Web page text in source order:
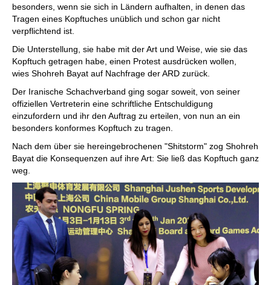
besonders, wenn sie sich in Ländern aufhalten, in denen das
Tragen eines Kopftuches unüblich und schon gar nicht
verpflichtend ist.
Die Unterstellung, sie habe mit der Art und Weise, wie sie das
Kopftuch getragen habe, einen Protest ausdrücken wollen,
wies Shohreh Bayat auf Nachfrage der ARD zurück.
Der Iranische Schachverband ging sogar soweit, von seiner
offiziellen Vertreterin eine schriftliche Entschuldigung
einzufordern und ihr den Auftrag zu erteilen, von nun an ein
besonders konformes Kopftuch zu tragen.
Nach dem über sie hereingebrochenen "Shitstorm" zog Shohreh
Bayat die Konsequenzen auf ihre Art: Sie ließ das Kopftuch ganz
weg.